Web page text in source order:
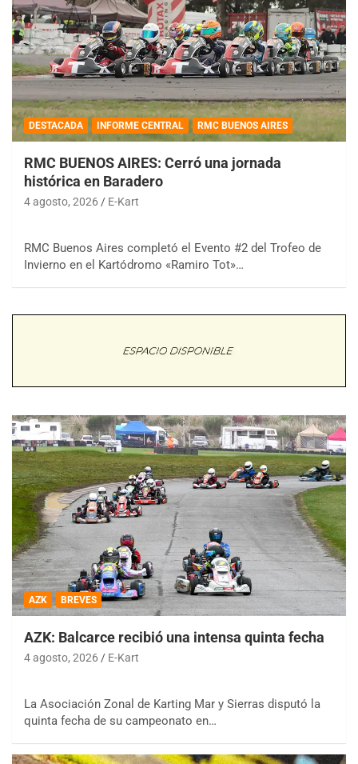
DESTACADA INFORME CENTRAL RMC BUENOS AIRES
RMC BUENOS AIRES: Cerró una jornada
histórica en Baradero
4 agosto, 2026 E-Kart
RMC Buenos Aires completó el Evento #2 del Trofeo de
Invierno en el Kartódromo «Ramiro Tot»…
AZK BREVES
AZK: Balcarce recibió una intensa quinta fecha
4 agosto, 2026 E-Kart
La Asociación Zonal de Karting Mar y Sierras disputó la
quinta fecha de su campeonato en…